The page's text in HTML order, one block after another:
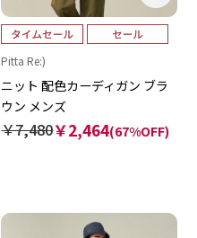
Pitta Re:)
ニット 配色カーディガン ブラ
ウン メンズ
￥7,480￥2,464(67%OFF)